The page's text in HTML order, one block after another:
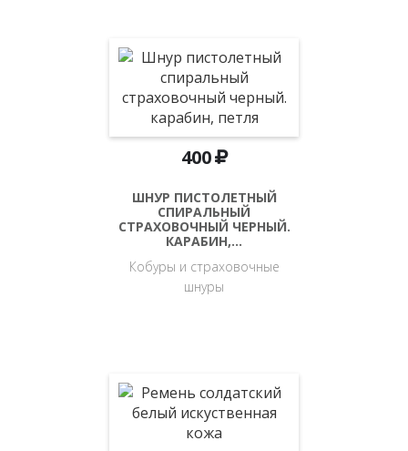
400
ШНУР ПИСТОЛЕТНЫЙ
СПИРАЛЬНЫЙ
СТРАХОВОЧНЫЙ ЧЕРНЫЙ.
КАРАБИН,…
Кобуры и страховочные
шнуры